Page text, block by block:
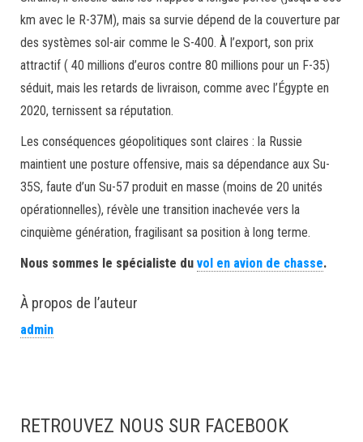
km avec le R-37M), mais sa survie dépend de la couverture par
des systèmes sol-air comme le S-400. À l’export, son prix
attractif ( 40 millions d’euros contre 80 millions pour un F-35)
séduit, mais les retards de livraison, comme avec l’Égypte en
2020, ternissent sa réputation.
Les conséquences géopolitiques sont claires : la Russie
maintient une posture offensive, mais sa dépendance aux Su-
35S, faute d’un Su-57 produit en masse (moins de 20 unités
opérationnelles), révèle une transition inachevée vers la
cinquième génération, fragilisant sa position à long terme.
Nous sommes le spécialiste du vol en avion de chasse.
À propos de l’auteur
admin
RETROUVEZ NOUS SUR FACEBOOK